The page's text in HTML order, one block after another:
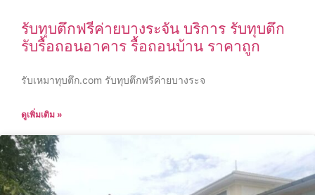
รับทุบตึกฟรีค่ายบางระจัน บริการ รับทุบตึก
รับรื้อถอนอาคาร รื้อถอนบ้าน ราคาถูก
รับเหมาทุบตึก.com รับทุบตึกฟรีค่ายบางระจ
ดูเพิ่มเติม »